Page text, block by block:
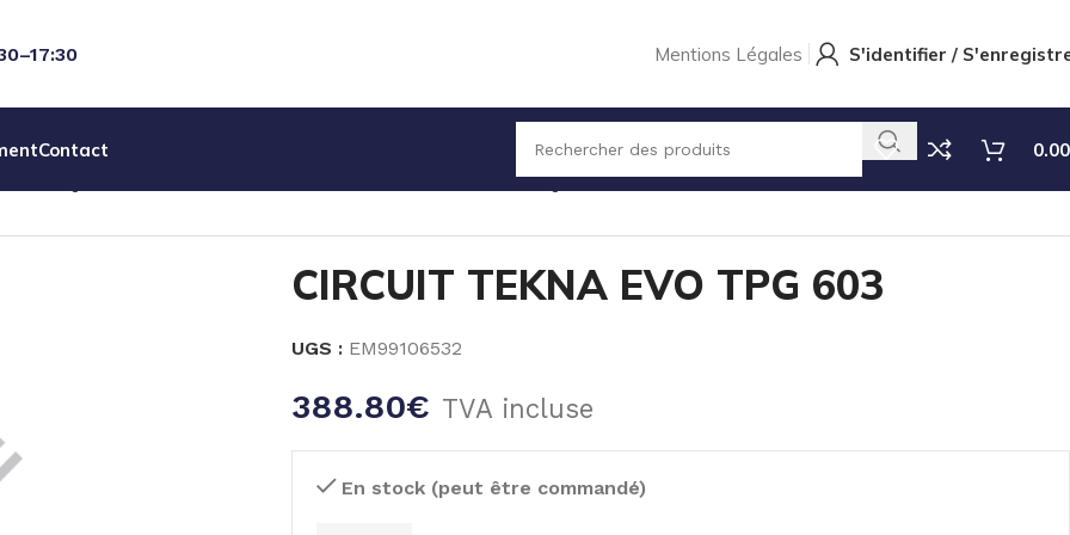
Mentions Légales S'identifier /
Contact
0.00
PIECES DET POMPE ELECTROMAGNETIQUE CIRCUIT TEKNA EVO TPG 603
CIRCUIT TEKNA EVO TPG 603
UGS : EM99106532
388.80€ TVA incluse
En stock (peut être commandé)